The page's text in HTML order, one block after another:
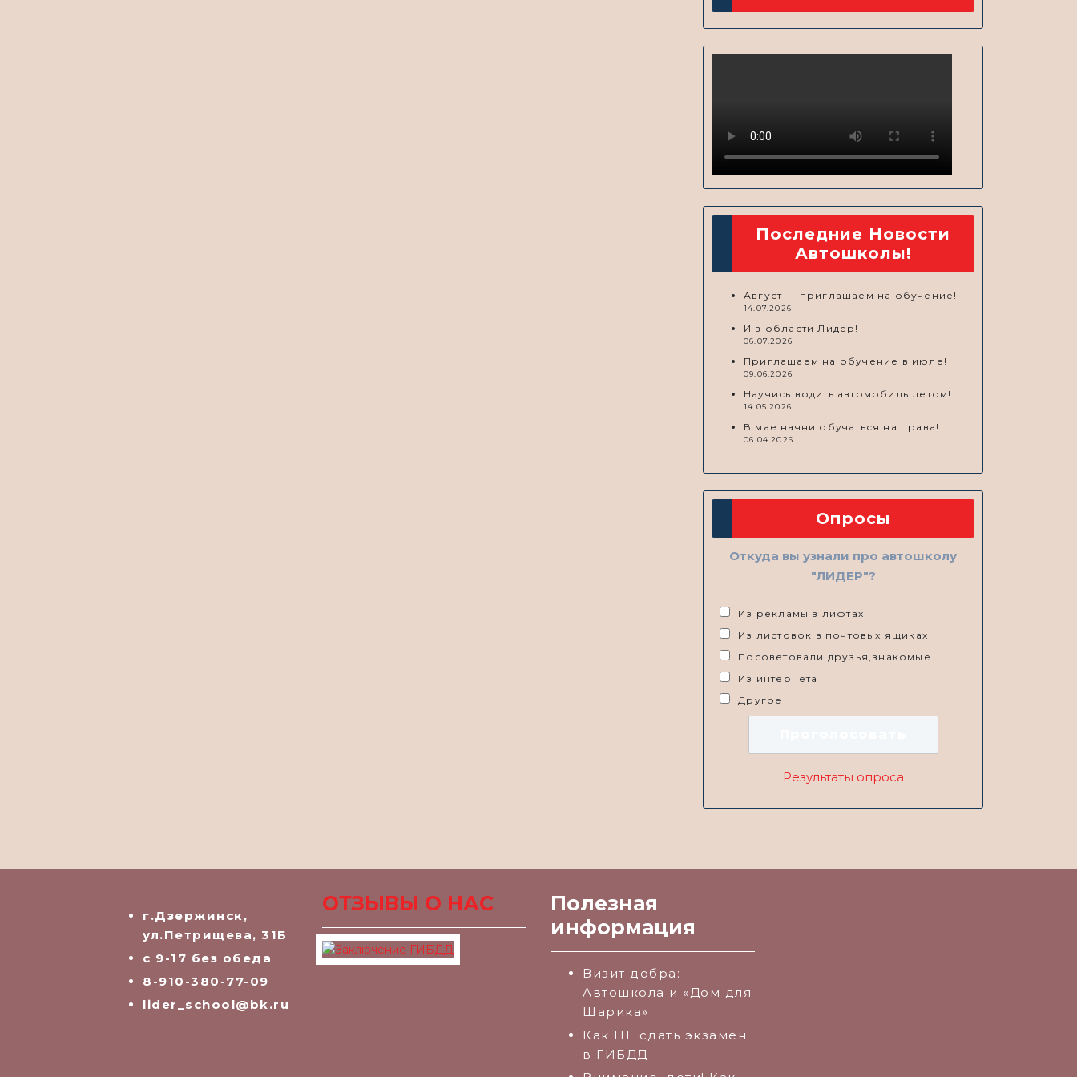
Последние Новости
Автошколы!
Август — приглашаем на обучение!
14.07.2026
И в области Лидер!
06.07.2026
Приглашаем на обучение в июле!
09.06.2026
Научись водить автомобиль летом!
14.05.2026
В мае начни обучаться на права!
06.04.2026
Опросы
Откуда вы узнали про автошколу
"ЛИДЕР"?
Из рекламы в лифтах
Из листовок в почтовых ящиках
Посоветовали друзья,знакомые
Из интернета
Другое
Результаты опроса
г.Дзержинск,
ул.Петрищева, 31Б
с 9-17 без обеда
8-910-380-77-09
lider_school@bk.ru
ОТЗЫВЫ О НАС
Полезная
информация
Визит добра:
Автошкола и «Дом для
Шарика»
Как НЕ сдать экзамен
в ГИБДД